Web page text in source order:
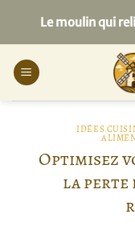
contenu
Le moulin qui
IDÉES
Optimisez
la perte